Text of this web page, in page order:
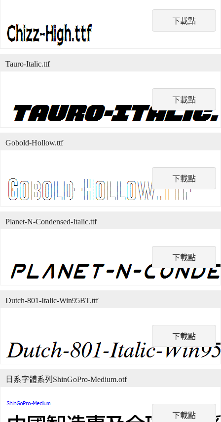
下載點
下載點
Tauro-Italic.ttf
下載點
Gobold-Hollow.ttf
下載點
Planet-N-Condensed-Italic.ttf
下載點
Dutch-801-Italic-Win95BT.ttf
下載點
日系字體系列ShinGoPro-Medium.otf